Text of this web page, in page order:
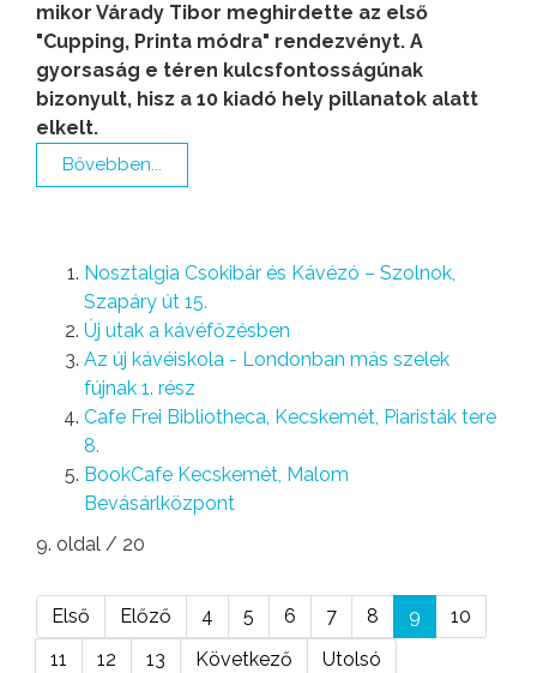
mikor Várady Tibor meghirdette az első
"Cupping, Printa módra" rendezvényt. A
gyorsaság e téren kulcsfontosságúnak
bizonyult, hisz a 10 kiadó hely pillanatok alatt
elkelt.
Bővebben...
Nosztalgia Csokibár és Kávézó – Szolnok,
Szapáry út 15.
Új utak a kávéfőzésben
Az új kávéiskola - Londonban más szelek
fújnak 1. rész
Cafe Frei Bibliotheca, Kecskemét, Piaristák tere
8.
BookCafe Kecskemét, Malom
Bevásárlközpont
9. oldal / 20
Első Előző 4 5 6 7 8 9
10
11
12 13 Következő Utolsó